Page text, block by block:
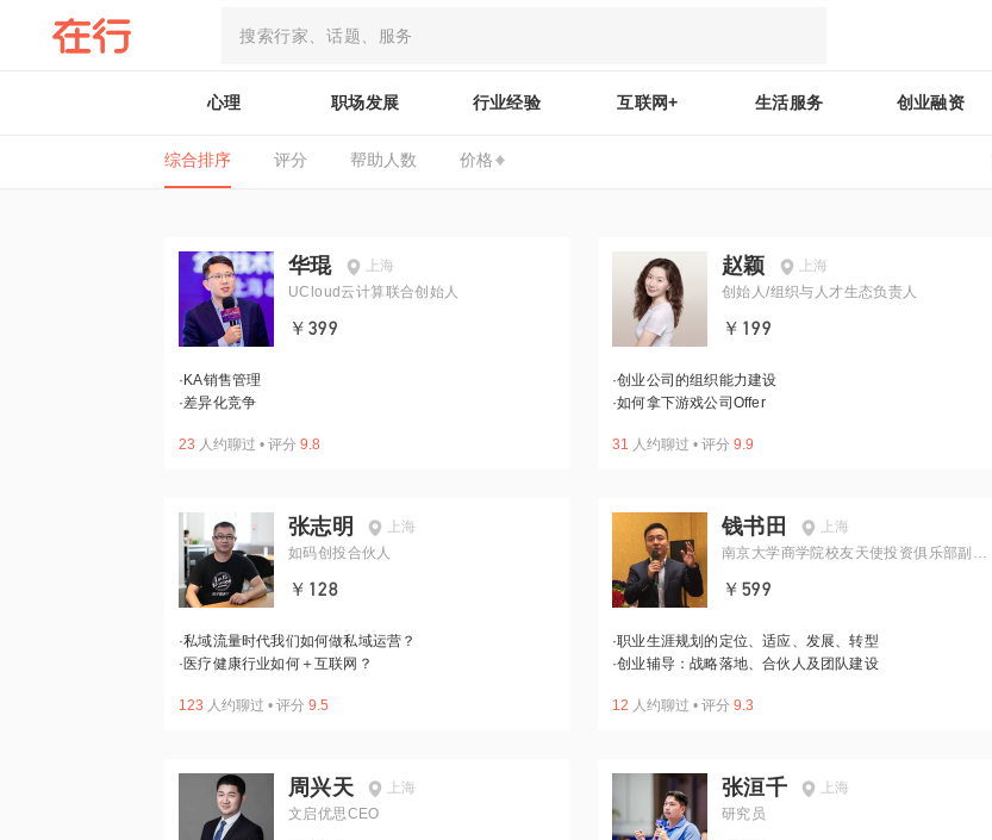
心理 职场发展 行业经验 互联网+ 生活服务 创业融资
综合排序 评分 帮助人数 价格
华琨
上海
UCloud云计算联合创始人
￥399
· KA销售管理
·差异化竞争
23 人约聊过 • 评分 9.8
赵颖
上海
创始人/组织与人才生态负责人
￥199
·创业公司的组织能力建设
·如何拿下游戏公司Offer
31 人约聊过 • 评分 9.9
张志明
上海
如码创投合伙人
￥128
·私域流量时代我们如何做私域运营？
· 医疗健康行业如何＋互联网？
123 人约聊过 • 评分 9.5
钱书田
上海
南京大学商学院校友天使投资俱乐部副会
￥599
·职业生涯规划的定位、适应、发展、转型
·创业辅导：战略落地、合伙人及团队建设
12 人约聊过 • 评分 9.3
周兴天
上海
文启优思CEO
张洹千
上海
研究员